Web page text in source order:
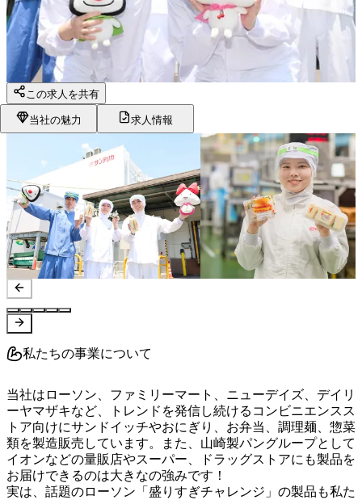
この求人を共有
当社の魅力 求人情報
私たちの事業について
当社はローソン、ファミリーマート、ニューデイズ、デイリ
ーヤマザキなど、トレンドを発信し続けるコンビニエンスス
トア向けにサンドイッチやおにぎり、お弁当、調理麺、惣菜
類を製造販売しています。また、山崎製パングループとして
イオンなどの量販店やスーパー、ドラッグストアにも製品を
お届けできるのは大きなの強みです！
実は、話題のローソン「盛りすぎチャレンジ」の製品も私た